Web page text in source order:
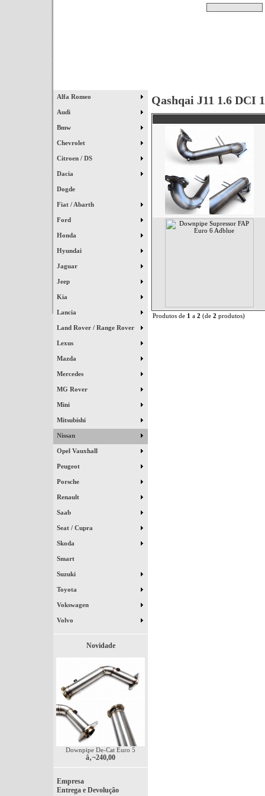
Alfa Romeo
Audi
Bmw
Chevrolet
Citroen / DS
Dacia
Dogde
Fiat / Abarth
Ford
Honda
Hyundai
Jaguar
Jeep
Kia
Lancia
Land Rover / Range Rover
Lexus
Mazda
Mercedes
MG Rover
Mini
Mitsubishi
Nissan
Opel Vauxhall
Peugeot
Porsche
Renault
Saab
Seat / Cupra
Skoda
Smart
Suzuki
Toyota
Vokswagen
Volvo
Novidade
Downpipe De-Cat Euro 5
â‚¬240,00
Empresa
Entrega e Devolução
Qashqai J11 1.6 DCI
Produtos de 1 a 2 (de 2 produtos)